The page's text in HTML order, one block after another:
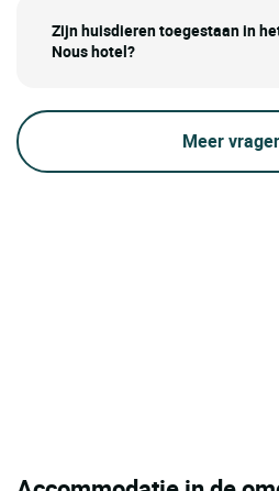
Zijn huisdieren toegestaan in
Nous hotel?
Meer